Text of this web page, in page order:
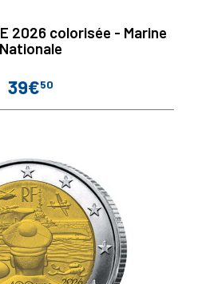
2026 colorisée - Marine
Nationale
Prix
39€50